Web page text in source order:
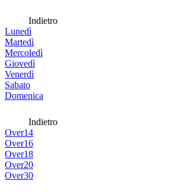
Indietro
Lunedì
Martedì
Mercoledì
Giovedì
Venerdì
Sabato
Domenica
Indietro
Over14
Over16
Over18
Over20
Over30